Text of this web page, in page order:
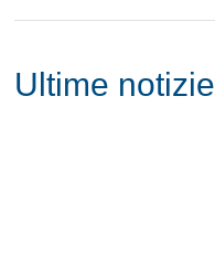
Ultime notizie